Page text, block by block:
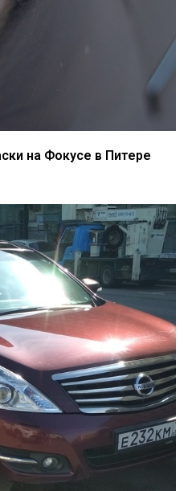
на Фокусе в Питере